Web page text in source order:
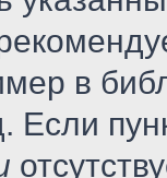
в
Если